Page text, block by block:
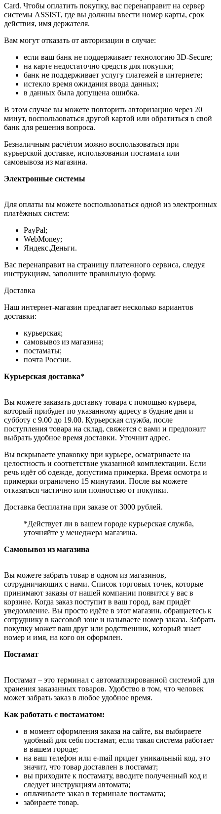
Card. Чтобы оплатить покупку, вас перенаправит на сервер
системы ASSIST, где вы должны ввести номер карты, срок
действия, имя держателя.
Вам могут отказать от авторизации в случае:
если ваш банк не поддерживает технологию 3D-Secure;
на карте недостаточно средств для покупки;
банк не поддерживает услугу платежей в интернете;
истекло время ожидания ввода данных;
в данных была допущена ошибка.
В этом случае вы можете повторить авторизацию через 20
минут, воспользоваться другой картой или обратиться в свой
банк для решения вопроса.
Безналичным расчётом можно воспользоваться при
курьерской доставке, использовании постамата или
самовывоза из магазина.
Электронные системы
Для оплаты вы можете воспользоваться одной из электронных
платёжных систем:
PayPal;
WebMoney;
Яндекс.Деньги.
Вас перенаправит на страницу платежного сервиса, следуя
инструкциям, заполните правильную форму.
Доставка
Наш интернет-магазин предлагает несколько вариантов
доставки:
курьерская;
самовывоз из магазина;
постаматы;
почта России.
Курьерская доставка*
Вы можете заказать доставку товара с помощью курьера,
который прибудет по указанному адресу в будние дни и
субботу с 9.00 до 19.00. Курьерская служба, после
поступления товара на склад, свяжется с вами и предложит
выбрать удобное время доставки. Уточнит адрес.
Вы вскрываете упаковку при курьере, осматриваете на
целостность и соответствие указанной комплектации. Если
речь идёт об одежде, допустима примерка. Время осмотра и
примерки ограничено 15 минутами. После вы можете
отказаться частично или полностью от покупки.
Доставка бесплатна при заказе от 3000 рублей.
*Действует ли в вашем городе курьерская служба,
уточняйте у менеджера магазина.
Самовывоз из магазина
Вы можете забрать товар в одном из магазинов,
сотрудничающих с нами. Список торговых точек, которые
принимают заказы от нашей компании появится у вас в
корзине. Когда заказ поступит в ваш город, вам придёт
уведомление. Вы просто идёте в этот магазин, обращаетесь к
сотруднику в кассовой зоне и называете номер заказа. Забрать
покупку может ваш друг или родственник, который знает
номер и имя, на кого он оформлен.
Постамат
Постамат – это терминал с автоматизированной системой для
хранения заказанных товаров. Удобство в том, что человек
может забрать заказ в любое удобное время.
Как работать с постаматом:
в момент оформления заказа на сайте, вы выбираете
удобный для себя постамат, если такая система работает
в вашем городе;
на ваш телефон или e-mail придет уникальный код, это
значит, что товар доставлен в постамат;
вы приходите к постамату, вводите полученный код и
следует инструкциям автомата;
оплачиваете заказ в терминале постамата;
забираете товар.